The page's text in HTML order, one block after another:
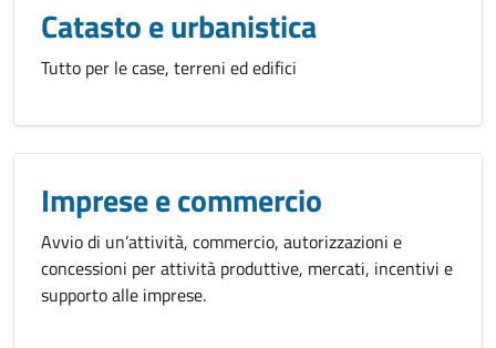
Catasto e urbanistica
Tutto per le case, terreni ed edifici
Imprese e commercio
Avvio di un’attività, commercio, autorizzazioni e
concessioni per attività produttive, mercati, incentivi e
supporto alle imprese.